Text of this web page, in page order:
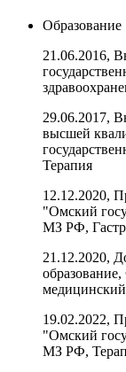
Образование
21.06.2016,
29.06.2017,
высшей
Терапия
12.12.2020,
"Омский
МЗ РФ,
21.12.2020,
19.02.2022,
"Омский
МЗ РФ,